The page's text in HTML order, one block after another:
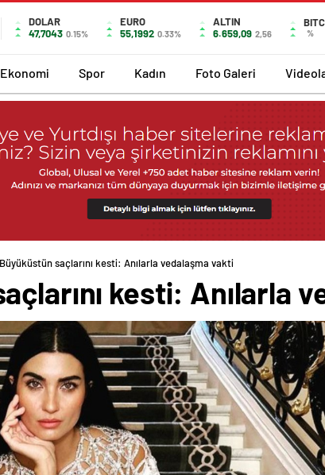
DOLAR
47,7043 0.15%
EURO
55,1992 0.33%
ALTIN
6.659,09 2,56 %
Ekonomi Spor Kadın Foto Galeri
saçlarını kesti: Anılarla vedalaşma vakti
kesti: Anılarla